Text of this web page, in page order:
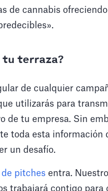
de cannabis
tu terraza?
de cualquier
utilizarás para
de tu empresa. Sin
toda esta información
un desafío.
pitches entra.
trabajará contigo para